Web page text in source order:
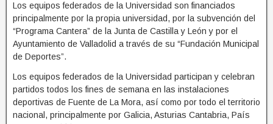
Los equipos federados de la Universidad son financiados
principalmente por la propia universidad, por la subvención del
“Programa Cantera” de la Junta de Castilla y León y por el
Ayuntamiento de Valladolid a través de su “Fundación Municipal
de Deportes”.
Los equipos federados de la Universidad participan y celebran
partidos todos los fines de semana en las instalaciones
deportivas de Fuente de La Mora, así como por todo el territorio
nacional, principalmente por Galicia, Asturias Cantabria, País